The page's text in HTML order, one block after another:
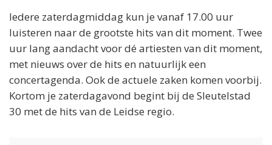
Iedere zaterdagmiddag kun je vanaf 17.00 uur
luisteren naar de grootste hits van dit moment. Twee
uur lang aandacht voor dé artiesten van dit moment,
met nieuws over de hits en natuurlijk een
concertagenda. Ook de actuele zaken komen voorbij.
Kortom je zaterdagavond begint bij de Sleutelstad
30 met de hits van de Leidse regio.